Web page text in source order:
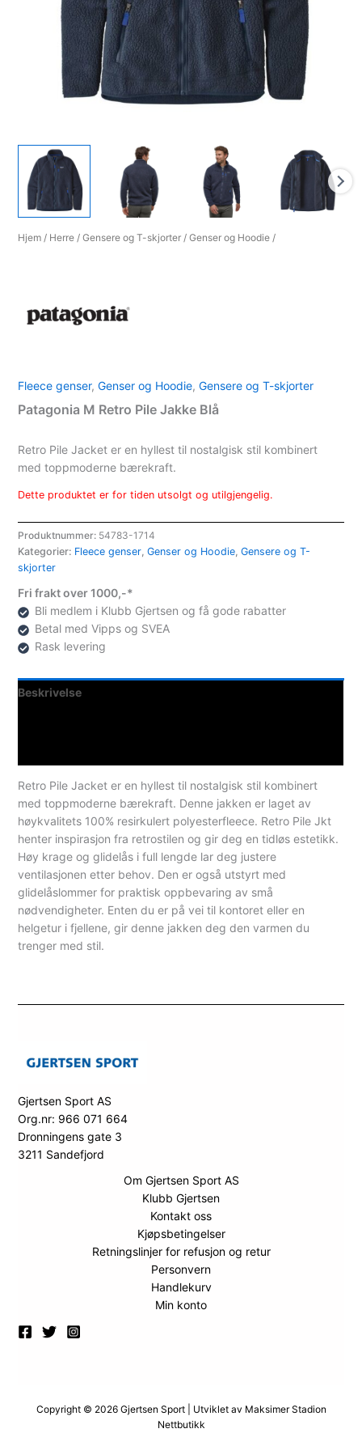
Hjem / Herre /Gensere og T-skjorter /Genser og Hoodie /
Fleece genser,Genser og Hoodie,Gensere og T-skjorter
Patagonia M Retro Pile Jakke Blå
Retro Pile Jacket er en hyllest til nostalgisk stil kombinert
med toppmoderne bærekraft.
Dette produktet er for tiden utsolgt og utilgjengelig.
Produktnummer: 54783-1714
Kategorier: Fleece genser,Genser og Hoodie,Gensere og T-
skjorter
Fri frakt over 1000,-*
Bli medlem i Klubb Gjertsen og få gode rabatter
Betal med Vipps og SVEA
Rask levering
Beskrivelse
Retro Pile Jacket er en hyllest til nostalgisk stil kombinert
med toppmoderne bærekraft. Denne jakken er laget av
høykvalitets 100% resirkulert polyesterfleece. Retro Pile Jkt
henter inspirasjon fra retrostilen og gir deg en tidløs estetikk.
Høy krage og glidelås i full lengde lar deg justere
ventilasjonen etter behov. Den er også utstyrt med
glidelåslommer for praktisk oppbevaring av små
nødvendigheter. Enten du er på vei til kontoret eller en
helgetur i fjellene, gir denne jakken deg den varmen du
trenger med stil.
Gjertsen Sport AS
Org.nr: 966 071 664
Dronningens gate 3
3211 Sandefjord
Om Gjertsen Sport AS
Klubb Gjertsen
Kontakt oss
Kjøpsbetingelser
Retningslinjer for refusjon og retur
Personvern
Handlekurv
Min konto
Copyright © 2026 Gjertsen Sport | Utviklet av Maksimer Stadion
Nettbutikk